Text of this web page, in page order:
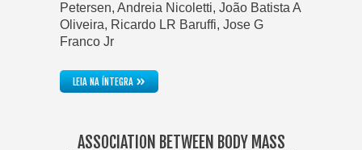
Petersen, Andreia Nicoletti, João Batista A
Oliveira, Ricardo LR Baruffi, Jose G
Franco Jr
LEIA NA ÍNTEGRA»
ASSOCIATION BETWEEN BODY MASS